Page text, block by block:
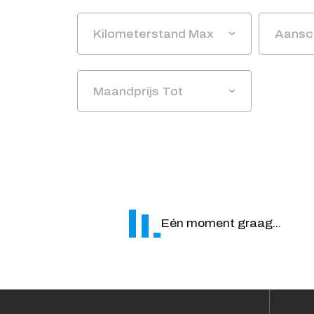
Kilometerstand Max
Maandprijs Tot
Eén moment graag...